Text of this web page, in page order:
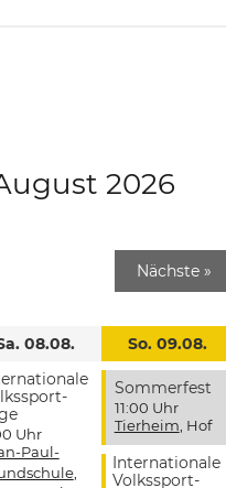
2026
Nächste »
08.08.
Uhr
Paul-
,
So. 09.08.
Sommerfest
11:00 Uhr
Tierheim , Hof
Internationale
Volkssport-